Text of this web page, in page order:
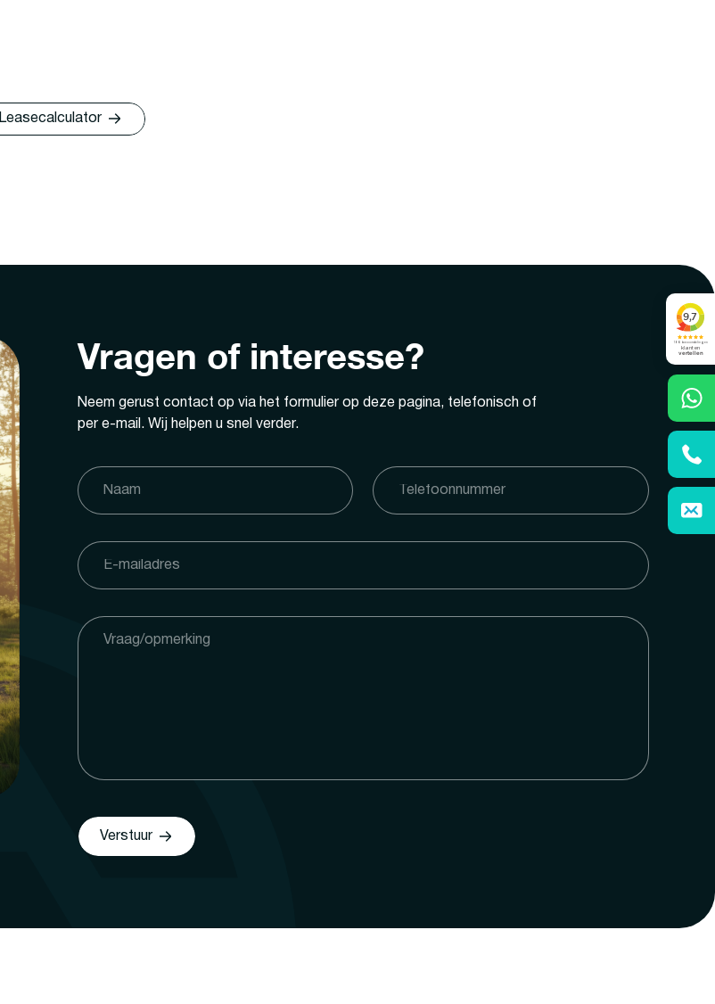
Leasecalculator
Vragen of interesse?
Neem gerust contact op via het formulier op deze pagina, telefonisch of
per e-mail. Wij helpen u snel verder.
Verstuur